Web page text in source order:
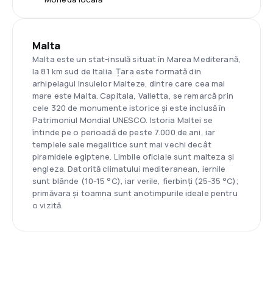
Malta
Malta este un stat-insulă situat în Marea Mediterană,
la 81 km sud de Italia. Țara este formată din
arhipelagul Insulelor Malteze, dintre care cea mai
mare este Malta. Capitala, Valletta, se remarcă prin
cele 320 de monumente istorice și este inclusă în
Patrimoniul Mondial UNESCO. Istoria Maltei se
întinde pe o perioadă de peste 7.000 de ani, iar
templele sale megalitice sunt mai vechi decât
piramidele egiptene. Limbile oficiale sunt malteza și
engleza. Datorită climatului mediteranean, iernile
sunt blânde (10-15 °C), iar verile, fierbinți (25-35 °C);
primăvara și toamna sunt anotimpurile ideale pentru
o vizită.